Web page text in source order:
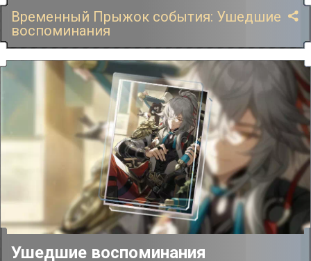
Временный Прыжок события: Ушедшие
воспоминания
Ушедшие воспоминания